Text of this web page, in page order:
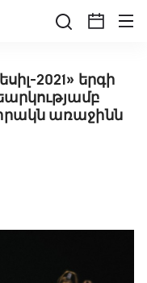
2021» երգի
առաջինն